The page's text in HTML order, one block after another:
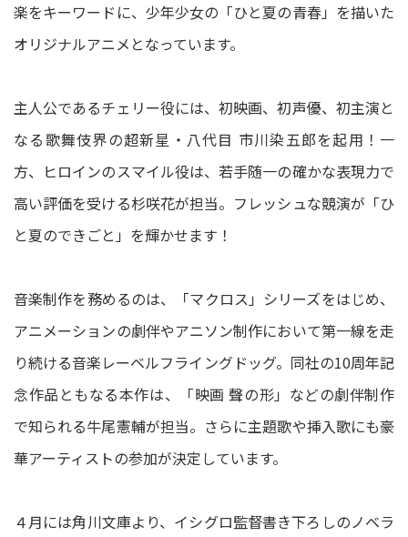
楽をキーワードに、少年少女の「ひと夏の青春」を描いた
オリジナルアニメとなっています。
主人公であるチェリー役には、初映画、初声優、初主演と
なる歌舞伎界の超新星・八代目 市川染五郎を起用！一
方、ヒロインのスマイル役は、若手随一の確かな表現力で
高い評価を受ける杉咲花が担当。フレッシュな競演が「ひ
と夏のできごと」を輝かせます！
音楽制作を務めるのは、「マクロス」シリーズをはじめ、
アニメーションの劇伴やアニソン制作において第一線を走
り続ける音楽レーベルフライングドッグ。同社の10周年記
念作品ともなる本作は、「映画 聲の形」などの劇伴制作
で知られる牛尾憲輔が担当。さらに主題歌や挿入歌にも豪
華アーティストの参加が決定しています。
４月には角川文庫より、イシグロ監督書き下ろしのノベラ